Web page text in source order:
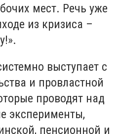
мест. Речь уже
из кризиса –
выступает с
и провластной
проводят над
эксперименты,
пенсионной и